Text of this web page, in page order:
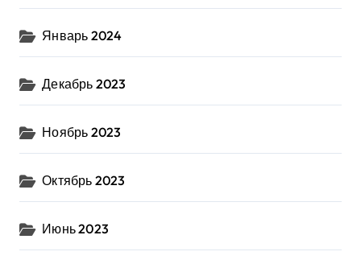
Январь 2024
Декабрь 2023
Ноябрь 2023
Октябрь 2023
Июнь 2023